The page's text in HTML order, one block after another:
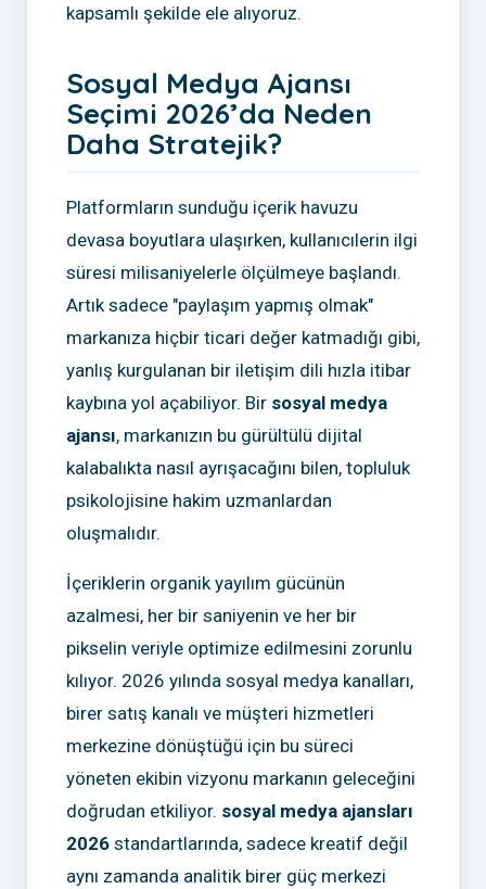
kapsamlı şekilde ele alıyoruz.
Sosyal Medya Ajansı
Seçimi 2026’da Neden
Daha Stratejik?
Platformların sunduğu içerik havuzu
devasa boyutlara ulaşırken, kullanıcılerin ilgi
süresi milisaniyelerle ölçülmeye başlandı.
Artık sadece "paylaşım yapmış olmak"
markanıza hiçbir ticari değer katmadığı gibi,
yanlış kurgulanan bir iletişim dili hızla itibar
kaybına yol açabiliyor. Bir sosyal medya
ajansı, markanızın bu gürültülü dijital
kalabalıkta nasıl ayrışacağını bilen, topluluk
psikolojisine hakim uzmanlardan
oluşmalıdır.
İçeriklerin organik yayılım gücünün
azalmesi, her bir saniyenin ve her bir
pikselin veriyle optimize edilmesini zorunlu
kılıyor. 2026 yılında sosyal medya kanalları,
birer satış kanalı ve müşteri hizmetleri
merkezine dönüştüğü için bu süreci
yöneten ekibin vizyonu markanın geleceğini
doğrudan etkiliyor. sosyal medya ajansları
2026 standartlarında, sadece kreatif değil
aynı zamanda analitik birer güç merkezi